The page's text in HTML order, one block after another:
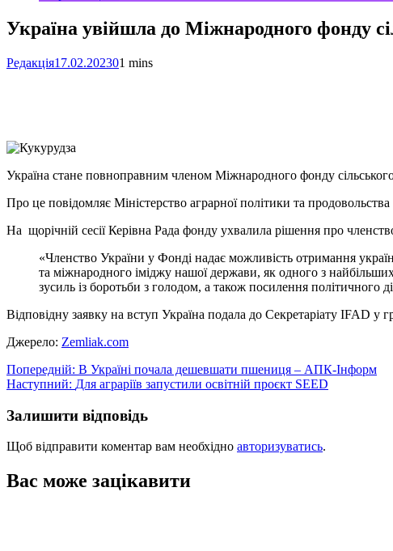
Україна увійшла до Міжнародного фонду
Редакція17.02.202301 mins
Україна стане повноправним членом Міжнародного фонду
Про це повідомляє Міністерство аграрної політики та
На щорічній сесії Керівна Рада фонду ухвалила рішення про
«Членство України у Фонді надає можливість отримання
та міжнародного іміджу нашої держави, як одного з
зусиль із боротьби з голодом, а також посилення
Відповідну заявку на вступ Україна подала до Секретаріату IFAD у
Джерело: Zemliak.com
Навігація
записів
Попередній: В Україні почала дешевшати пшениця – АПК-Інформ
Наступний: Для аграріїв запустили освітній проєкт SEED
Залишити відповідь
Щоб відправити коментар вам необхідно авторизуватись.
Вас може зацікавити